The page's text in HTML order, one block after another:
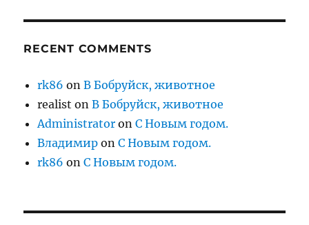
RECENT COMMENTS
rk86 onВ Бобруйск, животное
realist onВ Бобруйск, животное
Administrator onС Новым годом.
Владимир onС Новым годом.
rk86 onС Новым годом.